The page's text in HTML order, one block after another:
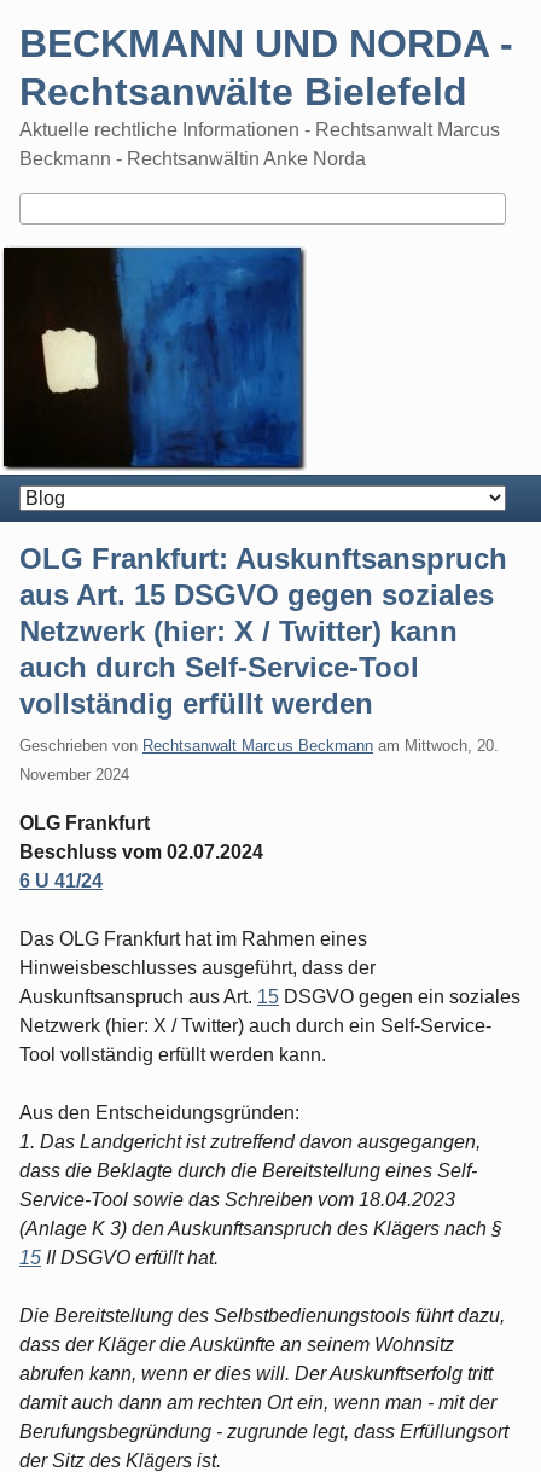
BECKMANN UND NORDA -
Rechtsanwälte Bielefeld
Aktuelle rechtliche Informationen - Rechtsanwalt Marcus
Beckmann - Rechtsanwältin Anke Norda
OLG Frankfurt: Auskunftsanspruch
aus Art. 15 DSGVO gegen soziales
Netzwerk (hier: X / Twitter) kann
auch durch Self-Service-Tool
vollständig erfüllt werden
Geschrieben von Rechtsanwalt Marcus Beckmann am Mittwoch, 20.
November 2024
OLG Frankfurt
Beschluss vom 02.07.2024
6 U 41/24
Das OLG Frankfurt hat im Rahmen eines
Hinweisbeschlusses ausgeführt, dass der
Auskunftsanspruch aus Art. 15 DSGVO gegen ein soziales
Netzwerk (hier: X / Twitter) auch durch ein Self-Service-
Tool vollständig erfüllt werden kann.
Aus den Entscheidungsgründen:
1. Das Landgericht ist zutreffend davon ausgegangen,
dass die Beklagte durch die Bereitstellung eines Self-
Service-Tool sowie das Schreiben vom 18.04.2023
(Anlage K 3) den Auskunftsanspruch des Klägers nach §
15 II DSGVO erfüllt hat.
Die Bereitstellung des Selbstbedienungstools führt dazu,
dass der Kläger die Auskünfte an seinem Wohnsitz
abrufen kann, wenn er dies will. Der Auskunftserfolg tritt
damit auch dann am rechten Ort ein, wenn man - mit der
Berufungsbegründung - zugrunde legt, dass Erfüllungsort
der Sitz des Klägers ist.